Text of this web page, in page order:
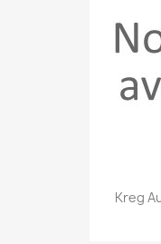
Kreg